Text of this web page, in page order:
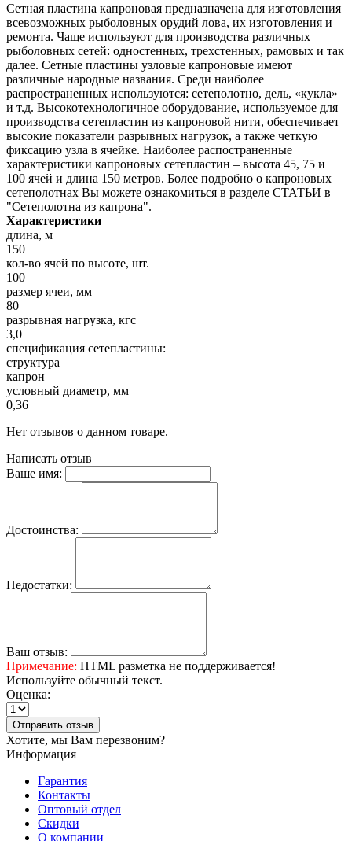
Сетная пластина капроновая предназначена для изготовления
всевозможных рыболовных орудий лова, их изготовления и
ремонта. Чаще используют для производства различных
рыболовных сетей: одностенных, трехстенных, рамовых и так
далее. Сетные пластины узловые капроновые имеют
различные народные названия. Среди наиболее
распространенных используются: сетеполотно, дель, «кукла»
и т.д. Высокотехнологичное оборудование, используемое для
производства сетепластин из капроновой нити, обеспечивает
высокие показатели разрывных нагрузок, а также четкую
фиксацию узла в ячейке. Наиболее распостраненные
характеристики капроновых сетепластин – высота 45, 75 и
100 ячей и длина 150 метров. Более подробно о капроновых
сетеполотнах Вы можете ознакомиться в разделе СТАТЬИ в
"Сетеполотна из капрона".
Характеристики
длина, м
150
кол-во ячей по высоте, шт.
100
размер ячеи, мм
80
разрывная нагрузка, кгс
3,0
спецификация сетепластины:
структура
капрон
условный диаметр, мм
0,36
Нет отзывов о данном товаре.
Написать отзыв
Ваше имя:
Достоинства:
Недостатки:
Ваш отзыв:
Примечание: HTML разметка не поддерживается!
Используйте обычный текст.
Оценка:
Отправить отзыв
Хотите, мы Вам перезвоним?
Информация
Гарантия
Контакты
Оптовый отдел
Скидки
О компании